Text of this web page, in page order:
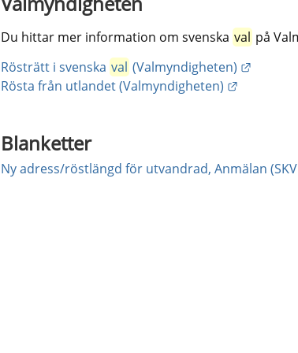
Du hittar mer information om svenska val på
Rösträtt i svenska val (Valmyndigheten)
Länk till
Rösta från utlandet (Valmyndigheten)
Länk till
Blanketter
Ny adress/röstlängd för utvandrad, Anmälan